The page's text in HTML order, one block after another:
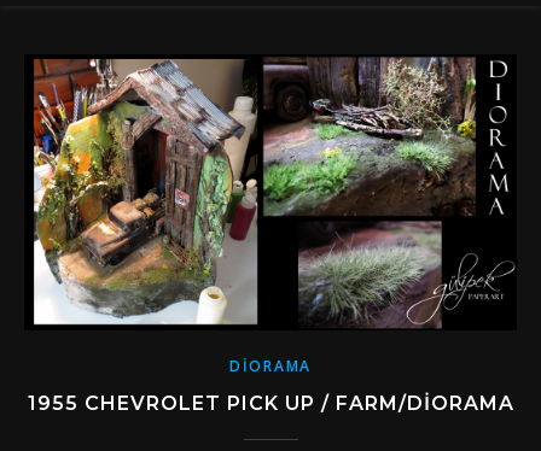
DIORAMA
1955 CHEVROLET PICK UP / FARM/DIORAMA